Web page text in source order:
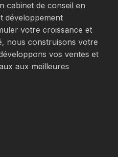
cabinet de conseil en
développement
votre croissance et
nous construisons votre
vos ventes et
aux meilleures